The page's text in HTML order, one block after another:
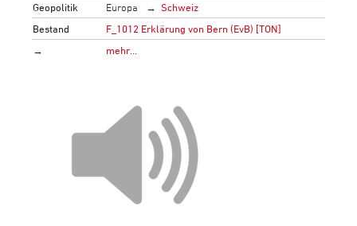
Geopolitik
Europa
Schweiz
Bestand
F_1012 Erklärung von Bern (EvB) [TON]
→
mehr…